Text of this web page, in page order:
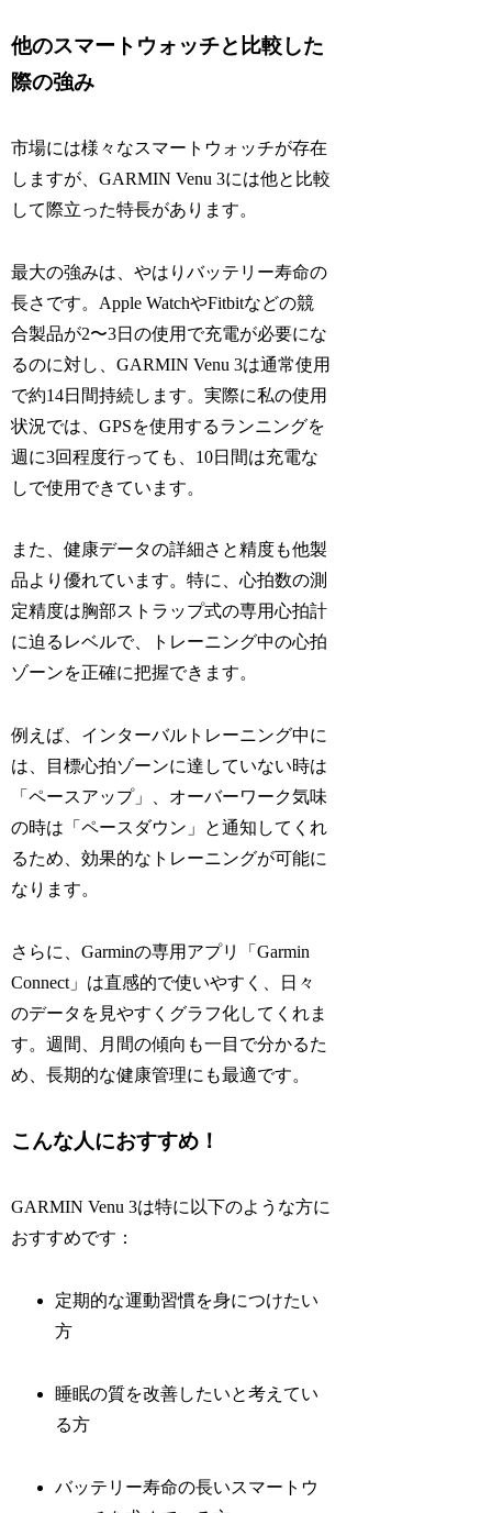
他のスマートウォッチと比較した
際の強み
市場には様々なスマートウォッチが存在
しますが、GARMIN Venu 3には他と比較
して際立った特長があります。
最大の強みは、やはりバッテリー寿命の
長さです。Apple WatchやFitbitなどの競
合製品が2〜3日の使用で充電が必要にな
るのに対し、GARMIN Venu 3は通常使用
で約14日間持続します。実際に私の使用
状況では、GPSを使用するランニングを
週に3回程度行っても、10日間は充電な
しで使用できています。
また、健康データの詳細さと精度も他製
品より優れています。特に、心拍数の測
定精度は胸部ストラップ式の専用心拍計
に迫るレベルで、トレーニング中の心拍
ゾーンを正確に把握できます。
例えば、インターバルトレーニング中に
は、目標心拍ゾーンに達していない時は
「ペースアップ」、オーバーワーク気味
の時は「ペースダウン」と通知してくれ
るため、効果的なトレーニングが可能に
なります。
さらに、Garminの専用アプリ「Garmin
Connect」は直感的で使いやすく、日々
のデータを見やすくグラフ化してくれま
す。週間、月間の傾向も一目で分かるた
め、長期的な健康管理にも最適です。
こんな人におすすめ！
GARMIN Venu 3は特に以下のような方に
おすすめです：
定期的な運動習慣を身につけたい
方
睡眠の質を改善したいと考えてい
る方
バッテリー寿命の長いスマートウ